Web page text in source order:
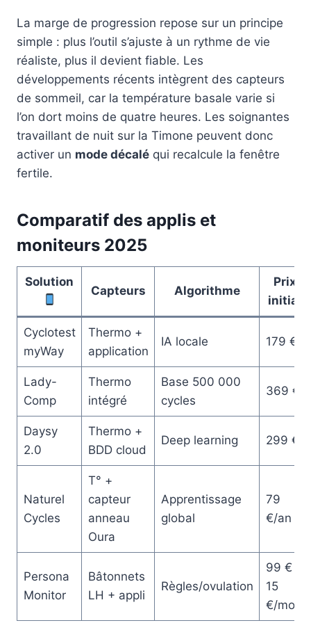
La marge de progression repose sur un principe
simple : plus l’outil s’ajuste à un rythme de vie
réaliste, plus il devient fiable. Les
développements récents intègrent des capteurs
de sommeil, car la température basale varie si
l’on dort moins de quatre heures. Les soignantes
travaillant de nuit sur la Timone peuvent donc
activer un mode décalé qui recalcule la fenêtre
fertile.
Comparatif des applis et
moniteurs 2025
Solution
Capteurs Algorithme
Prix
initial
Cyclotest
myWay
Thermo +
application
IA locale 179 €
Lady-
Comp
Thermo
intégré
Base 500 000
cycles
369 €
Daysy
2.0
Thermo +
BDD cloud
Deep learning 299 €
Naturel
Cycles
T° +
capteur
anneau
Oura
Apprentissage
global
79
€/an
Persona
Monitor
Bâtonnets
LH + appli
Règles/ovulation
99 € +
15
€/mois